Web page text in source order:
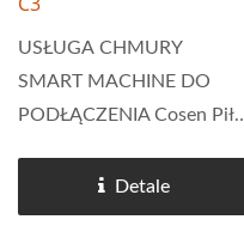
Kolumnowego NC Do
Cięcia Metalu 360
Mm
USŁUGA CHMURY
SMART MACHINE DO
PODŁĄCZENIA Cosen Piła
kolumnowym systemem
Smart NC+.
Detale